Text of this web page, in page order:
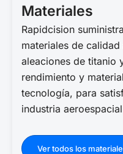
Materiales
Rapidcision
materiales de
aleaciones de titanio
rendimiento y
tecnología, para
industria
Ver todos los